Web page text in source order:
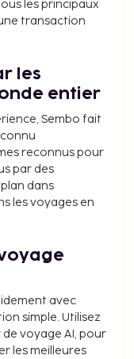
les principaux
transaction
les
entier
Sembo fait
reconnus pour
par des
dans
les voyages en
avec
simple. Utilisez
voyage AI, pour
les meilleures